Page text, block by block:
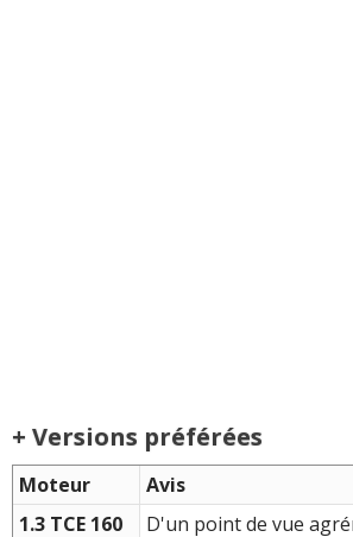
+ Versions préférées
Moteur
Avis
1.3 TCE 160
D'un point de vue